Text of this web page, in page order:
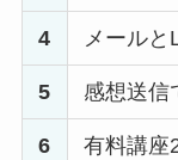
4 メールと
5 感想送信
6 有料講座